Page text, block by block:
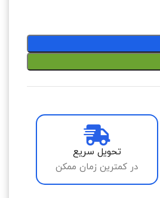
تحویل سریع
در کمترین زمان ممکن